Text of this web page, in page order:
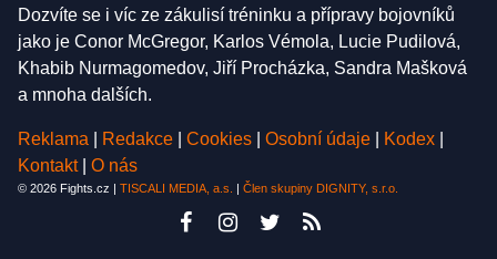
Dozvíte se i víc ze zákulisí tréninku a přípravy bojovníků
jako je Conor McGregor, Karlos Vémola, Lucie Pudilová,
Khabib Nurmagomedov, Jiří Procházka, Sandra Mašková
a mnoha dalších.
Reklama Redakce Cookies Osobní údaje Kodex
Kontakt
O nás
© 2026 Fights.cz | TISCALI MEDIA, a.s. | Člen skupiny DIGNITY, s.r.o.